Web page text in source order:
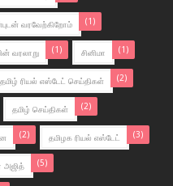
வரவேற்கிறோம் (1)
வரலாறு (1) சினிமா (1)
தமிழ் ரியல் எஸ்டேட் செய்திகள் (2)
தமிழ் செய்திகள் (2)
(2) தமிழக ரியல் எஸ்டேட் (3)
அஜித் (5)